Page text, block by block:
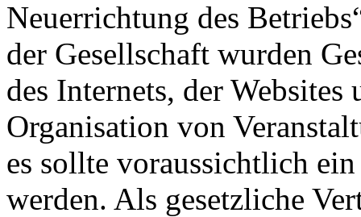
Neuerrichtung des
der Gesellschaft wurden
des Internets, der
Organisation von
es sollte voraussichtlich
werden. Als gesetzliche